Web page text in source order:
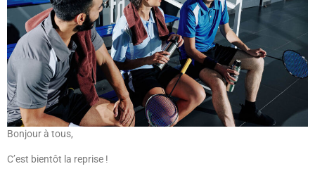
Bonjour à tous,
C’est bientôt la reprise !